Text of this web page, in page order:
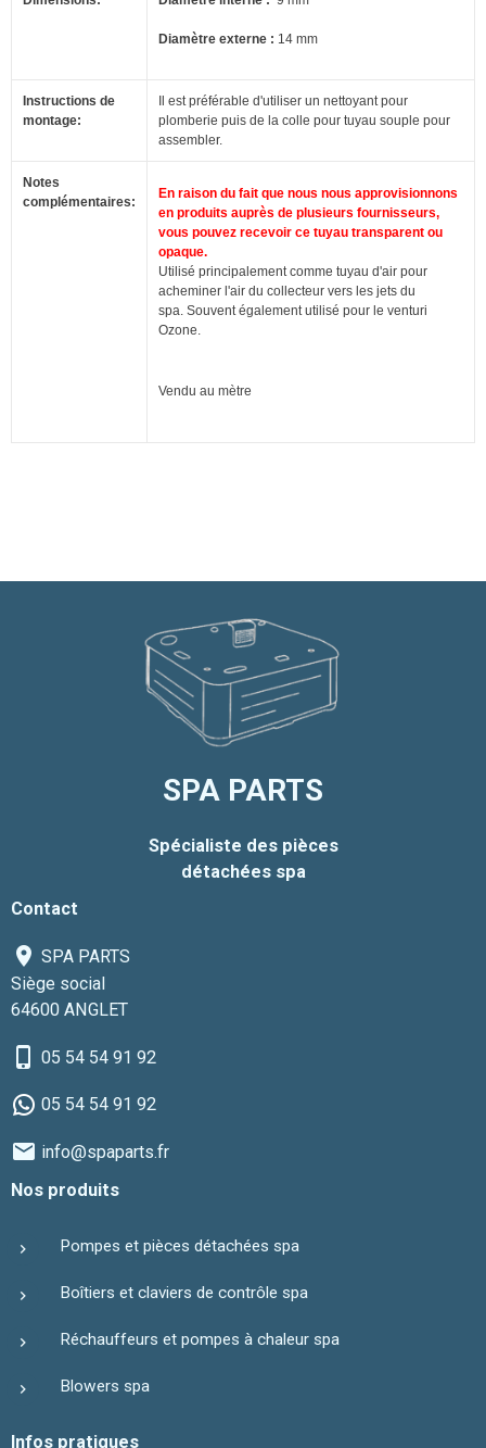
Diamètre externe : 14 mm
Instructions de
montage:
Il est préférable d'utiliser un nettoyant pour
plomberie puis de la colle pour tuyau souple pour
assembler.
Notes
complémentaires:
En raison du fait que nous nous approvisionnons
en produits auprès de plusieurs fournisseurs,
vous pouvez recevoir ce tuyau transparent ou
opaque.
Utilisé principalement comme tuyau d'air pour
acheminer l'air du collecteur vers les jets du
spa. Souvent également utilisé pour le venturi
Ozone.
Vendu au mètre
SPA PARTS
Spécialiste des pièces
détachées spa
Contact
SPA PARTS
Siège social
64600 ANGLET
05 54 54 91 92
05 54 54 91 92
info@spaparts.fr
Nos produits
Pompes et pièces détachées spa
Boîtiers et claviers de contrôle spa
Réchauffeurs et pompes à chaleur spa
Blowers spa
Infos pratiques